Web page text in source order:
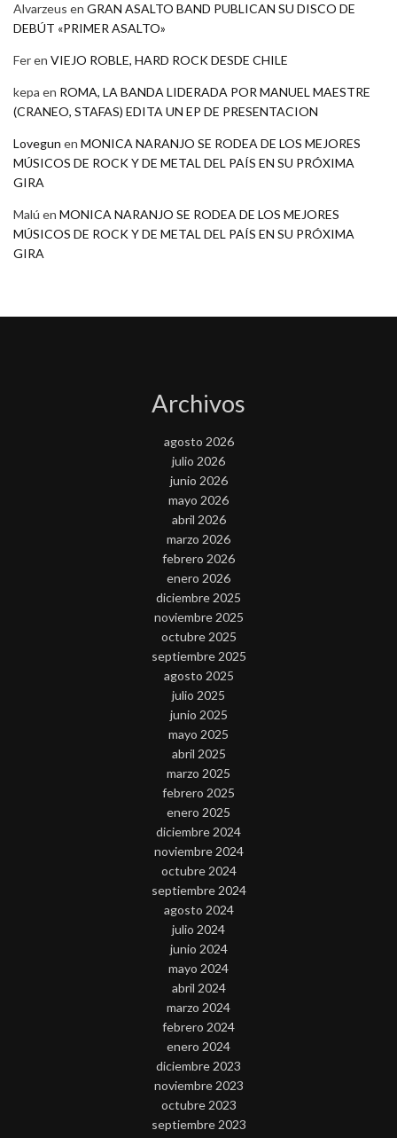
Alvarzeus en GRAN ASALTO BAND PUBLICAN SU DISCO DE
DEBÚT «PRIMER ASALTO»
Feren VIEJO ROBLE, HARD ROCK DESDE CHILE
kepa en ROMA, LA BANDA LIDERADA POR MANUEL MAESTRE
(CRANEO, STAFAS) EDITA UN EP DE PRESENTACION
Lovegun en MONICA NARANJO SE RODEA DE LOS MEJORES
MÚSICOS DE ROCK Y DE METAL DEL PAÍS EN SU PRÓXIMA
GIRA
Malú en MONICA NARANJO SE RODEA DE LOS MEJORES
MÚSICOS DE ROCK Y DE METAL DEL PAÍS EN SU PRÓXIMA
GIRA
Archivos
agosto 2026
julio 2026
junio 2026
mayo 2026
abril 2026
marzo 2026
febrero 2026
enero 2026
diciembre 2025
noviembre 2025
octubre 2025
septiembre 2025
agosto 2025
julio 2025
junio 2025
mayo 2025
abril 2025
marzo 2025
febrero 2025
enero 2025
diciembre 2024
noviembre 2024
octubre 2024
septiembre 2024
agosto 2024
julio 2024
junio 2024
mayo 2024
abril 2024
marzo 2024
febrero 2024
enero 2024
diciembre 2023
noviembre 2023
octubre 2023
septiembre 2023